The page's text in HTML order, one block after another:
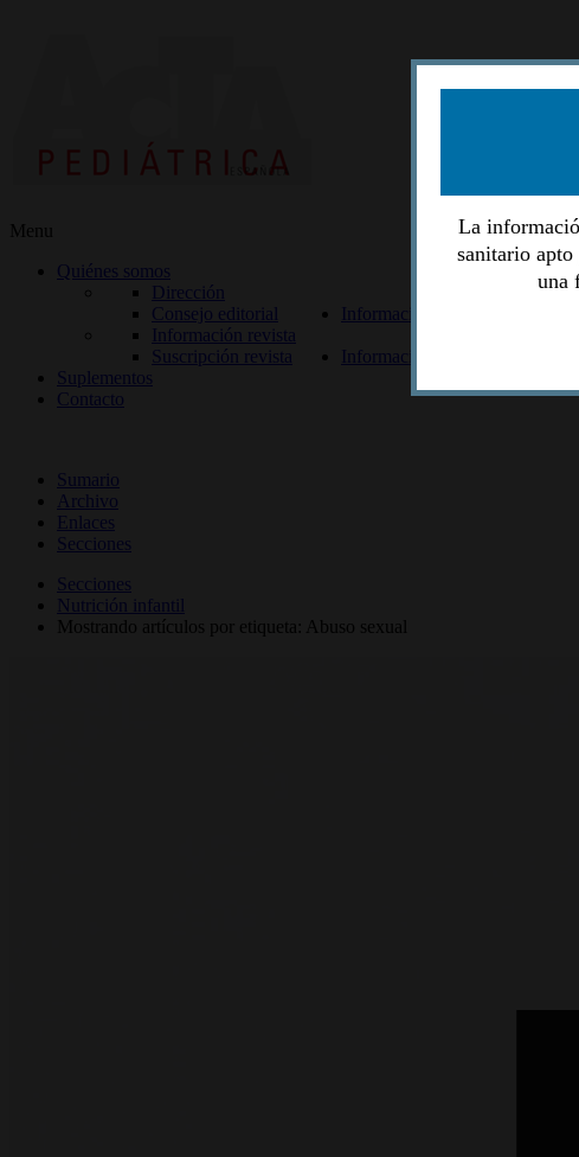
Menu
Quiénes somos
Dirección
Consejo editorial
Información lectores
Información revista
Suscripción revista
Información autores
Suplementos
Contacto
Sumario
Archivo
Enlaces
Secciones
Secciones
Nutrición infantil
Mostrando artículos por etiqueta: Abuso sexual
La
sanitario
una